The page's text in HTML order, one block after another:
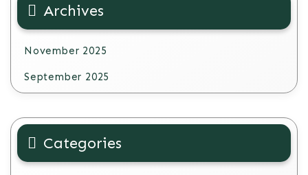
Archives
November 2025
September 2025
Categories